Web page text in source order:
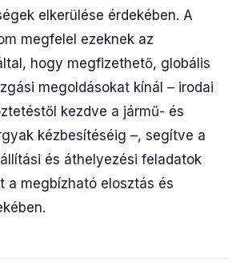
elkerülése érdekében. A
megfelel ezeknek az
hogy megfizethető, globális
megoldásokat kínál – irodai
kezdve a jármű- és
kézbesítéséig –, segítve a
és áthelyezési feladatok
a megbízható elosztás és